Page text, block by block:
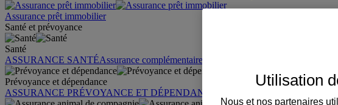
Assurance prêt immobilier
Santé et prévoyance
Santé
ASSURANCE SANTÉAssurance complémentaire santé
Prévoyance et dépendance
ASSURANCE PRÉVOYANCE ET DÉPENDANCE
Utilisation
Nous et nos partenaires